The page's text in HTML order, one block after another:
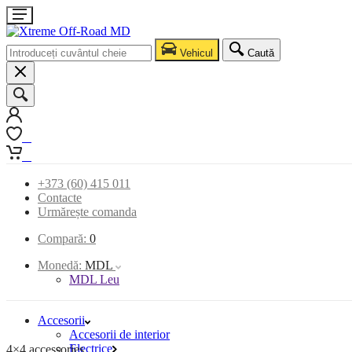
Vehicul Caută
+373 (60) 415 011
Contacte
Urmărește comanda
Compară: 0
Monedă: MDL
MDL Leu
Accesorii
Accesorii de interior
Electrice
4×4 accessories